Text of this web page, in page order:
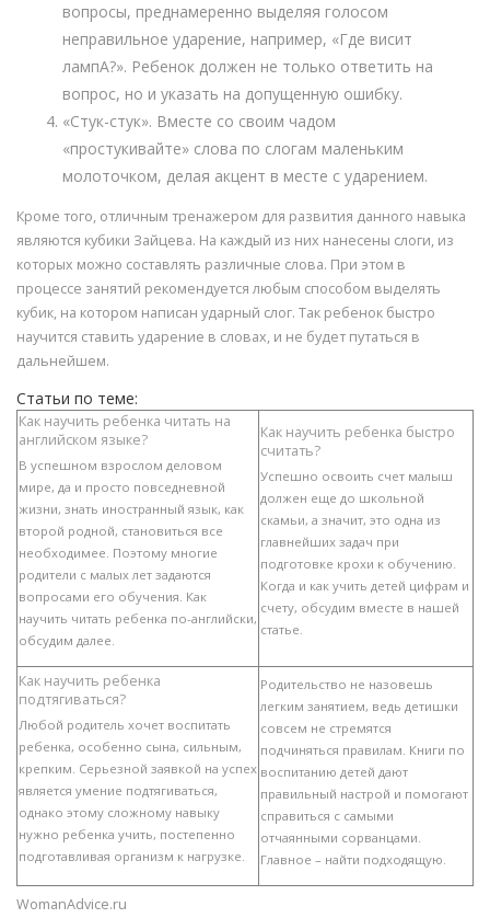
вопросы, преднамеренно выделяя голосом
неправильное ударение, например, «Где висит
лампА?». Ребенок должен не только ответить на
вопрос, но и указать на допущенную ошибку.
«Стук-стук». Вместе со своим чадом
«простукивайте» слова по слогам маленьким
молоточком, делая акцент в месте с ударением.
Кроме того, отличным тренажером для развития данного навыка
являются кубики Зайцева. На каждый из них нанесены слоги, из
которых можно составлять различные слова. При этом в
процессе занятий рекомендуется любым способом выделять
кубик, на котором написан ударный слог. Так ребенок быстро
научится ставить ударение в словах, и не будет путаться в
дальнейшем.
Статьи по теме:
Как научить ребенка читать на
английском языке?
В успешном взрослом деловом
мире, да и просто повседневной
жизни, знать иностранный язык, как
второй родной, становиться все
необходимее. Поэтому многие
родители с малых лет задаются
вопросами его обучения. Как
научить читать ребенка по-английски,
обсудим далее.
Как научить ребенка быстро
считать?
Успешно освоить счет малыш
должен еще до школьной
скамьи, а значит, это одна из
главнейших задач при
подготовке крохи к обучению.
Когда и как учить детей цифрам и
счету, обсудим вместе в нашей
статье.
Как научить ребенка
подтягиваться?
Любой родитель хочет воспитать
ребенка, особенно сына, сильным,
крепким. Серьезной заявкой на успех
является умение подтягиваться,
однако этому сложному навыку
нужно ребенка учить, постепенно
подготавливая организм к нагрузке.
Родительство не назовешь
легким занятием, ведь детишки
совсем не стремятся
подчиняться правилам. Книги по
воспитанию детей дают
правильный настрой и помогают
справиться с самыми
отчаянными сорванцами.
Главное – найти подходящую.
WomanAdvice.ru